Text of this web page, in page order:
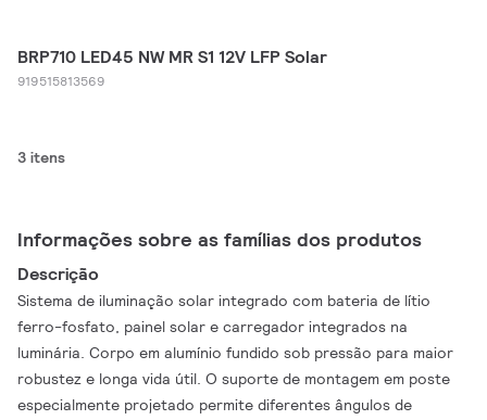
BRP710 LED45 NW MR S1 12V LFP Solar
919515813569
3 itens
Informações sobre as famílias dos produtos
Descrição
Sistema de iluminação solar integrado com bateria de lítio
ferro-fosfato, painel solar e carregador integrados na
luminária. Corpo em alumínio fundido sob pressão para maior
robustez e longa vida útil. O suporte de montagem em poste
especialmente projetado permite diferentes ângulos de